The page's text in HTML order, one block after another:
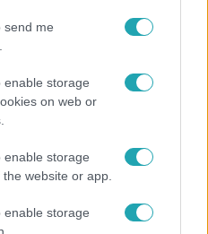
send me
enable storage
on web or
enable storage
website or app.
enable storage
kimenteni egy